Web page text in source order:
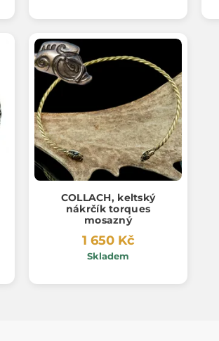
COLLACH, keltský
nákrčík torques
mosazný
1 650 Kč
Skladem